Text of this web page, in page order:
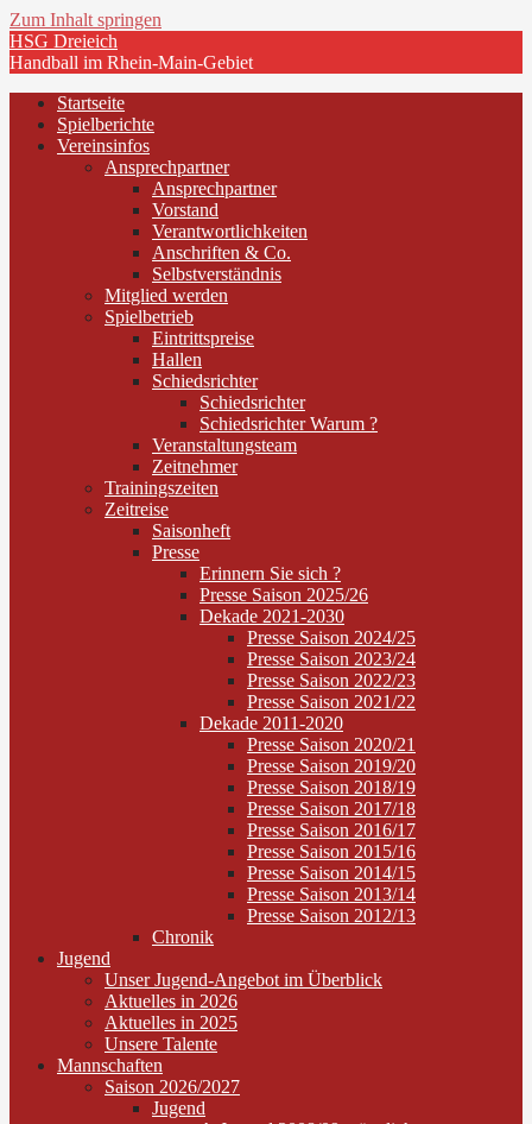
Zum Inhalt springen
HSG Dreieich
Handball im Rhein-Main-Gebiet
Startseite
Spielberichte
Vereinsinfos
Ansprechpartner
Ansprechpartner
Vorstand
Verantwortlichkeiten
Anschriften & Co.
Selbstverständnis
Mitglied werden
Spielbetrieb
Eintrittspreise
Hallen
Schiedsrichter
Schiedsrichter
Schiedsrichter Warum ?
Veranstaltungsteam
Zeitnehmer
Trainingszeiten
Zeitreise
Saisonheft
Presse
Erinnern Sie sich ?
Presse Saison 2025/26
Dekade 2021-2030
Presse Saison 2024/25
Presse Saison 2023/24
Presse Saison 2022/23
Presse Saison 2021/22
Dekade 2011-2020
Presse Saison 2020/21
Presse Saison 2019/20
Presse Saison 2018/19
Presse Saison 2017/18
Presse Saison 2016/17
Presse Saison 2015/16
Presse Saison 2014/15
Presse Saison 2013/14
Presse Saison 2012/13
Chronik
Jugend
Unser Jugend-Angebot im Überblick
Aktuelles in 2026
Aktuelles in 2025
Unsere Talente
Mannschaften
Saison 2026/2027
Jugend